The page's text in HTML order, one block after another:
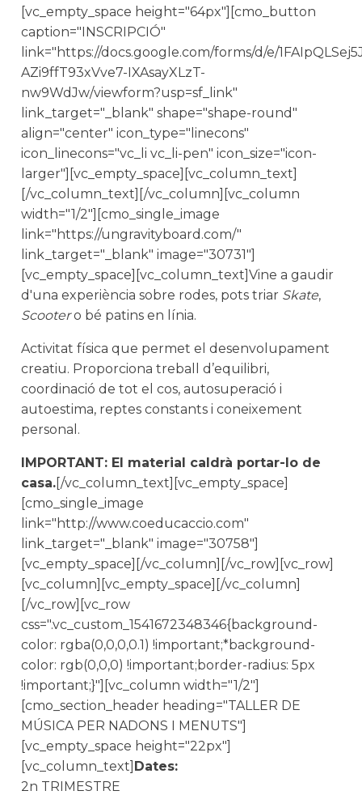
[vc_empty_space height="64px"][cmo_button
caption="INSCRIPCIÓ"
link="https://docs.google.com/forms/d/e/
AZi9ffT93xVve7-IXAsayXLzT-
nw9WdJw/viewform?usp=sf_link"
link_target="_blank" shape="shape-round"
align="center" icon_type="linecons"
icon_linecons="vc_li vc_li-pen" icon_size="icon-
larger"][vc_empty_space][vc_column_text]
[/vc_column_text][/vc_column][vc_column
width="1/2"][cmo_single_image
link="https://ungravityboard.com/"
link_target="_blank" image="30731"]
[vc_empty_space][vc_column_text]Vine a gaudir
d'una experiència sobre rodes, pots triar Skate,
Scootero bé patins en línia.
Activitat física que permet el desenvolupament
creatiu. Proporciona treball d’equilibri,
coordinació de tot el cos, autosuperació i
autoestima, reptes constants i coneixement
personal.
IMPORTANT: El material caldrà portar-lo de
casa.[/vc_column_text][vc_empty_space]
[cmo_single_image
link="http://www.coeducaccio.com"
link_target="_blank" image="30758"]
[vc_empty_space][/vc_column][/vc_row][vc_row]
[vc_column][vc_empty_space][/vc_column]
[/vc_row][vc_row
css=".vc_custom_1541672348346{background-
color: rgba(0,0,0,0.1) !important;*background-
color: rgb(0,0,0) !important;border-radius: 5px
!important;}"][vc_column width="1/2"]
[cmo_section_header heading="TALLER DE
MÚSICA PER NADONS I MENUTS"]
[vc_empty_space height="22px"]
[vc_column_text] Dates:
2n TRIMESTRE